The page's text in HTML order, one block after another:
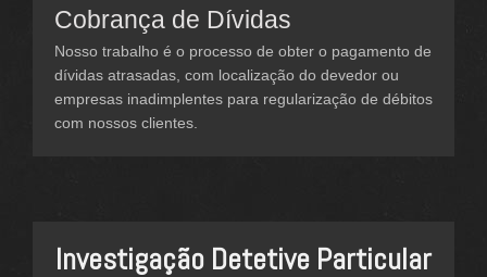
Cobrança de Dívidas
Nosso trabalho é o processo de obter o pagamento de
dívidas atrasadas, com localização do devedor ou
empresas inadimplentes para regularização de débitos
com nossos clientes.
Investigação Detetive Particular